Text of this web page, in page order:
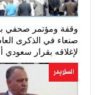
وقفة ومؤتمر صحفي
صنعاء في الذكرى
لإغلاقه بقرار سعودي
السلايدر